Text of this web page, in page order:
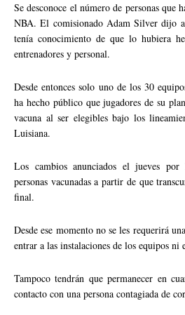
Se desconoce el número de personas que
NBA. El comisionado Adam Silver dijo
tenía conocimiento de que lo hubiera
entrenadores y personal.
Desde entonces solo uno de los 30
ha hecho público que jugadores de su
vacuna al ser elegibles bajo los
Luisiana.
Los cambios anunciados el jueves
personas vacunadas a partir de que
final.
Desde ese momento no se les requerirá
entrar a las instalaciones de los equipos ni
Tampoco tendrán que permanecer en
contacto con una persona contagiada de